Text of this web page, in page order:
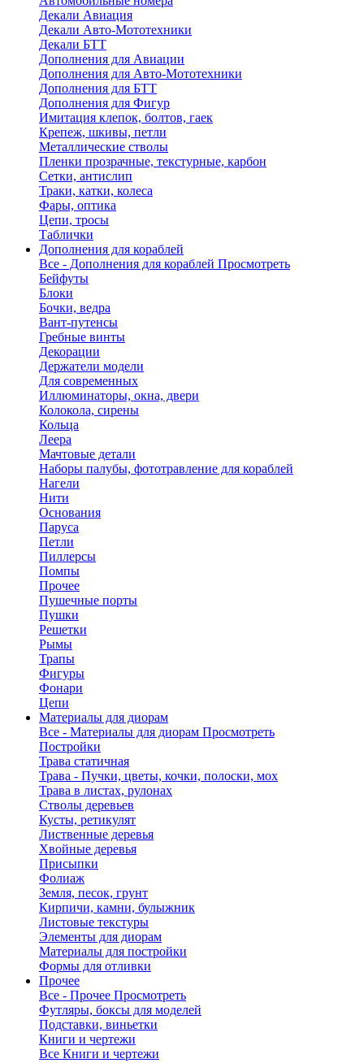
Декали Авиация
Декали Авто-Мототехники
Декали БТТ
Дополнения для Авиации
Дополнения для Авто-Мототехники
Дополнения для БТТ
Дополнения для Фигур
Имитация клепок, болтов, гаек
Крепеж, шкивы, петли
Металлические стволы
Пленки прозрачные, текстурные, карбон
Сетки, антислип
Траки, катки, колеса
Фары, оптика
Цепи, тросы
Таблички
Дополнения для кораблей
Все - Дополнения для кораблей Просмотреть
Бейфуты
Блоки
Бочки, ведра
Вант-путенсы
Гребные винты
Декорации
Держатели модели
Для современных
Иллюминаторы, окна, двери
Колокола, сирены
Кольца
Леера
Мачтовые детали
Наборы палубы, фототравление для кораблей
Нагели
Нити
Основания
Паруса
Петли
Пиллерсы
Помпы
Прочее
Пушечные порты
Пушки
Решетки
Рымы
Трапы
Фигуры
Фонари
Цепи
Материалы для диорам
Все - Материалы для диорам Просмотреть
Постройки
Трава статичная
Трава - Пучки, цветы, кочки, полоски, мох
Трава в листах, рулонах
Стволы деревьев
Кусты, ретикулят
Лиственные деревья
Хвойные деревья
Присыпки
Фолиаж
Земля, песок, грунт
Кирпичи, камни, булыжник
Листовые текстуры
Элементы для диорам
Материалы для постройки
Формы для отливки
Прочее
Все - Прочее Просмотреть
Футляры, боксы для моделей
Подставки, виньетки
Книги и чертежи
Все Книги и чертежи